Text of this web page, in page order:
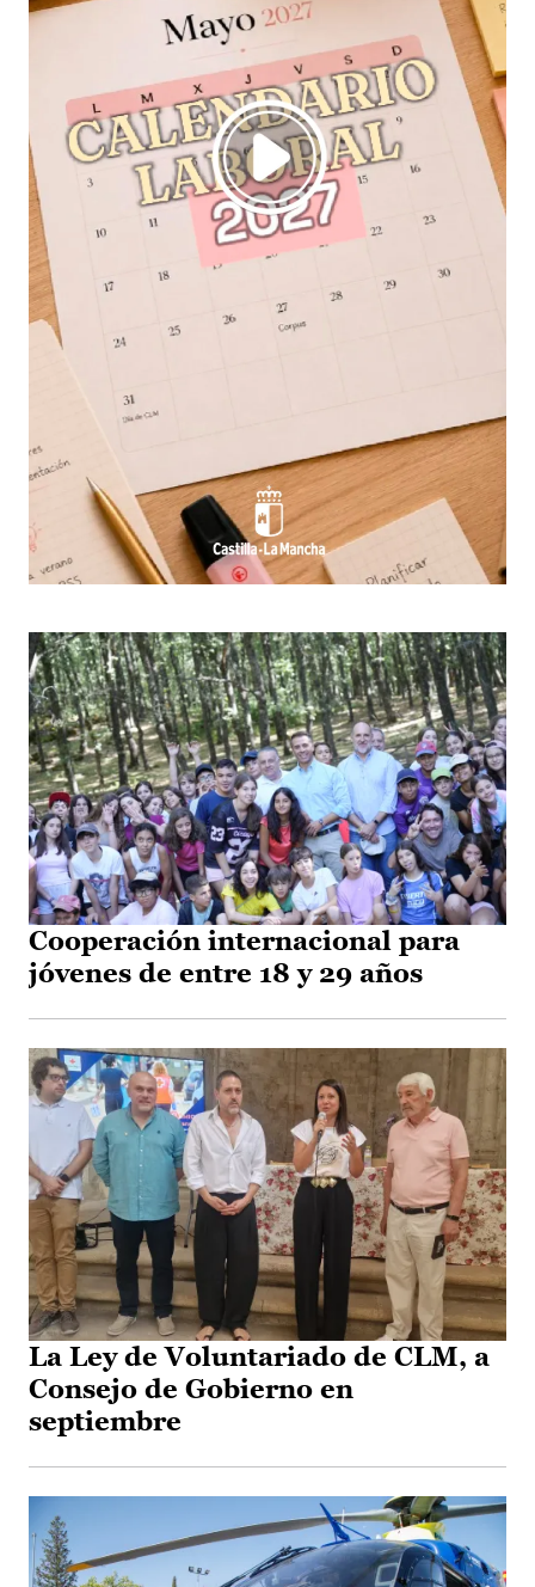
Cooperación internacional para
jóvenes de entre 18 y 29 años
La Ley de Voluntariado de CLM, a
Consejo de Gobierno en
septiembre